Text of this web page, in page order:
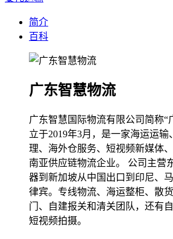
简介
百科
广东智慧物流
广东智慧国际物流有限公司简称“
立于2019年3月，是一家海运运输
理、海外仓服务、短视频新媒体
南亚供应链物流企业。 公司主营
器到新加坡从中国出口到印尼、
律宾。专线物流、海运整柜、散
门、自建报关和清关团队，还有
短视频拍摄。